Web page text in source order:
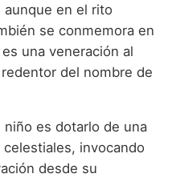
aunque en el rito
se conmemora en
una veneración al
del nombre de
niño es dotarlo de una
invocando
desde su